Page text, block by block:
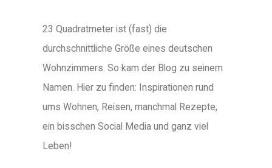
23 Quadratmeter ist (fast) die
durchschnittliche Größe eines deutschen
Wohnzimmers. So kam der Blog zu seinem
Namen. Hier zu finden: Inspirationen rund
ums Wohnen, Reisen, manchmal Rezepte,
ein bisschen Social Media und ganz viel
Leben!